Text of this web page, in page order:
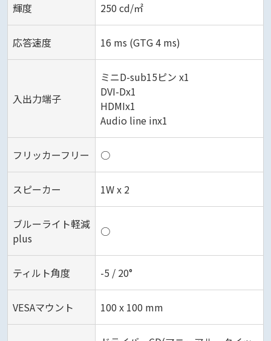
輝度 250 cd/㎡
応答速度 16 ms (GTG 4 ms)‎
入出力端子
ミニD-sub15ピン x1
DVI-Dx1
HDMIx1
Audio line inx1‎
フリッカーフリー ○
スピーカー 1W x 2‎
ブルーライト軽減
plus
○
ティルト角度 -5 / 20°‎
VESAマウント 100 x 100 mm‎